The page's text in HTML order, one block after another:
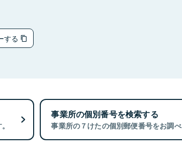
する
事業所の個別番号を検索する
事業所の７けたの個別郵便番号をお調べ